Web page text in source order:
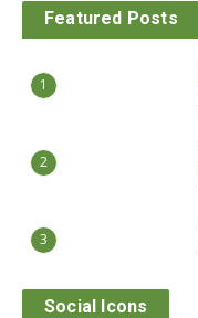
Featured Posts
1
2
3
Social Icons